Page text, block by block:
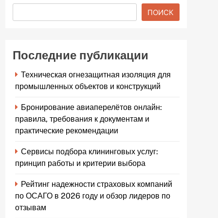
ПОИСК
Последние публикации
Техническая огнезащитная изоляция для
промышленных объектов и конструкций
Бронирование авиаперелётов онлайн:
правила, требования к документам и
практические рекомендации
Сервисы подбора клининговых услуг:
принцип работы и критерии выбора
Рейтинг надежности страховых компаний
по ОСАГО в 2026 году и обзор лидеров по
отзывам